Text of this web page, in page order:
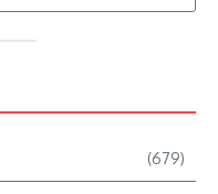
(679)